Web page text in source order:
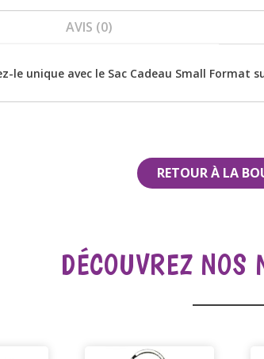
AVIS (0)
le unique avec le Sac Cadeau Small Format
RETOUR À LA
DÉCOUVREZ NOS